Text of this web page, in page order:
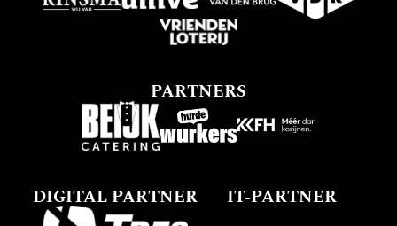
PARTNERS
DIGITAL PARTNER IT-PARTNER